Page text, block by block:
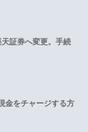
天証券へ変更。手続
金をチャージする方